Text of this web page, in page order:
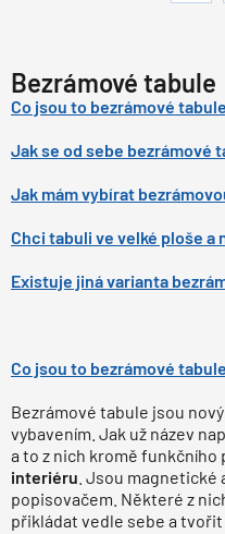
Bezrámové tabule
Co jsou to bezrámové
Jak se od sebe bezrámové
Jak mám vybírat
Chci tabuli ve velké ploše a
Existuje jiná varianta
Co jsou to bezrámové
Bezrámové tabule jsou
vybavením. Jak už název
a to z nich kromě funkčního
interiéru . Jsou magnetické
popisovačem. Některé z
přikládat vedle sebe a